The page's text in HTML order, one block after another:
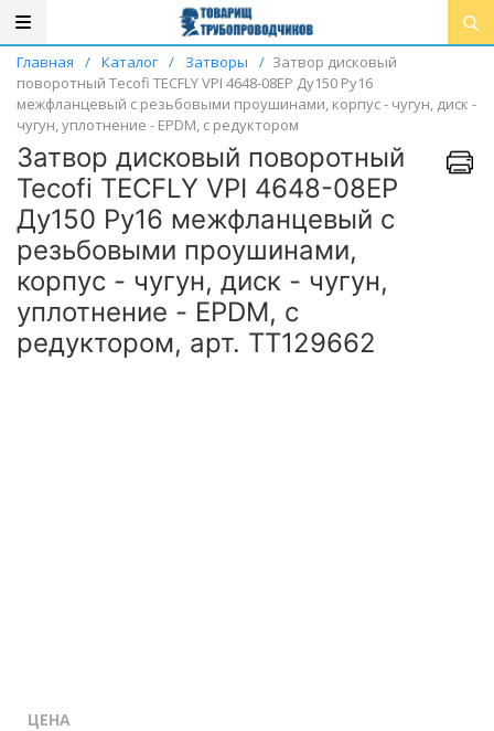
Главная / Каталог / Затворы / Затвор дисковый
поворотный Tecofi TECFLY VPI 4648-08EP Ду150 Ру16
межфланцевый с резьбовыми проушинами, корпус - чугун, диск -
чугун, уплотнение - EPDM, с редуктором
Затвор дисковый поворотный
Tecofi TECFLY VPI 4648-08EP
Ду150 Ру16 межфланцевый с
резьбовыми проушинами,
корпус - чугун, диск - чугун,
уплотнение - EPDM, с
редуктором, арт. ТТ129662
ЦЕНА